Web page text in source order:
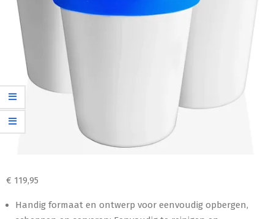
€ 119,95
Handig formaat en ontwerp voor eenvoudig opbergen,